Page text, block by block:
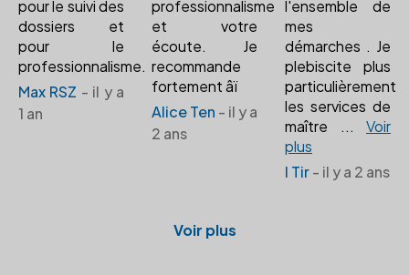
pour le suivi des
dossiers et
pour le
professionnalisme.
Max RSZ - il y a
1 an
professionnalisme
et votre
écoute. Je
recommande
fortement âï
Alice Ten - il y a
2 ans
l'ensemble de
mes
démarches . Je
plebiscite plus
particulièrement
les services de
maître
... Voir
plus
I Tir- il y a 2 ans
Voir plus